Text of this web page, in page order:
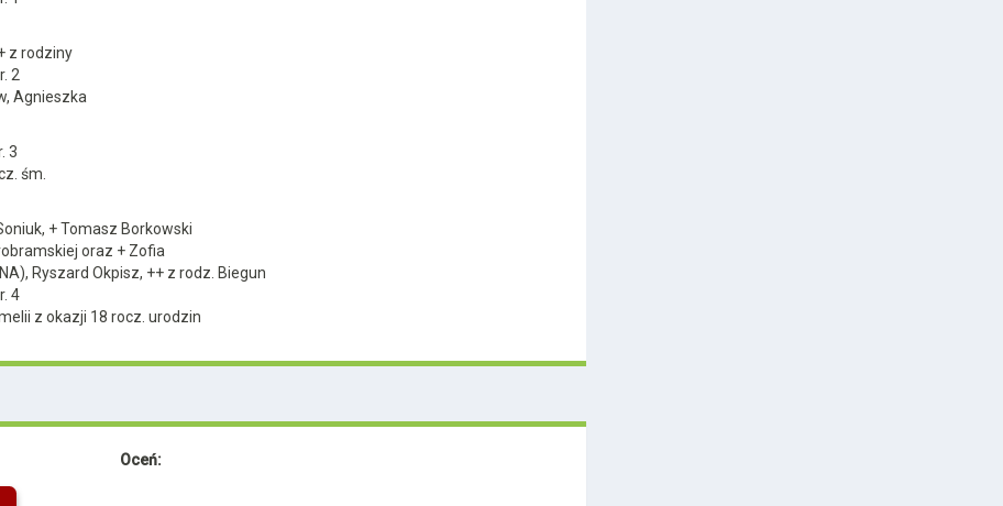
z rodziny
2
Agnieszka
3
śm.
+ Tomasz Borkowski
oraz + Zofia
Ryszard Okpisz, ++ z rodz. Biegun
4
z okazji 18 rocz. urodzin
Oceń: